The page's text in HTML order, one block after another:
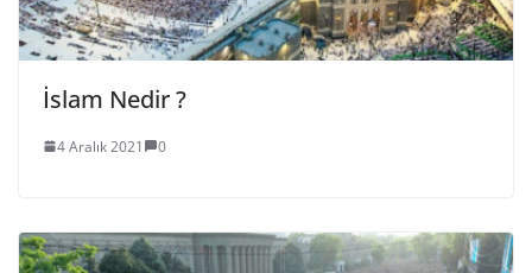
İslam Nedir ?
4 Aralık 2021 0